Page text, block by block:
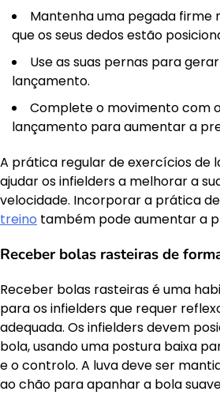
Mantenha uma pegada firme
que os seus dedos estão
Use as suas pernas para
lançamento.
Complete o movimento com
lançamento para aumentar a
A prática regular de exercícios de
ajudar os infielders a melhorar a
velocidade. Incorporar a prática
treino também pode aumentar a
Receber bolas rasteiras de
Receber bolas rasteiras é uma
para os infielders que requer
adequada. Os infielders devem
bola, usando uma postura baixa
e o controlo. A luva deve ser
ao chão para apanhar a bola